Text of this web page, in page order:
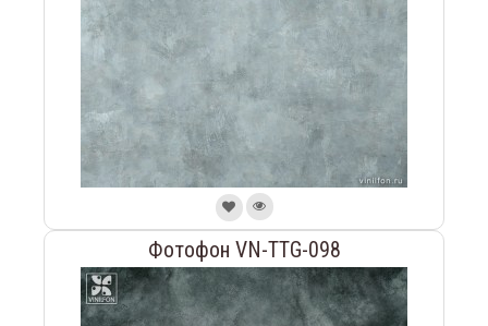
Фотофон VN-TTG-098